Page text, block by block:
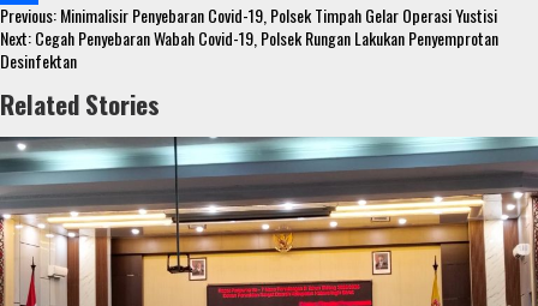
o
o
t
e
t
s
p
s
s
g
e
r
S
h
a
r
e
Continue
Reading
Previous:Minimalisir Penyebaran Covid-19, Polsek Timpah Gelar Operasi Yustisi
Next:Cegah Penyebaran Wabah Covid-19, Polsek Rungan Lakukan Penyemprotan
Desinfektan
Related Stories